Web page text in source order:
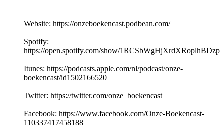
Website: https://onzeboekencast.podbean.com/
Spotify:
https://open.spotify.com/show/1RCSbWgHjXrdXRoplhBDzp
Itunes: https://podcasts.apple.com/nl/podcast/onze-
boekencast/id1502166520
Twitter: https://twitter.com/onze_boekencast
Facebook: https://www.facebook.com/Onze-Boekencast-
110337417458188